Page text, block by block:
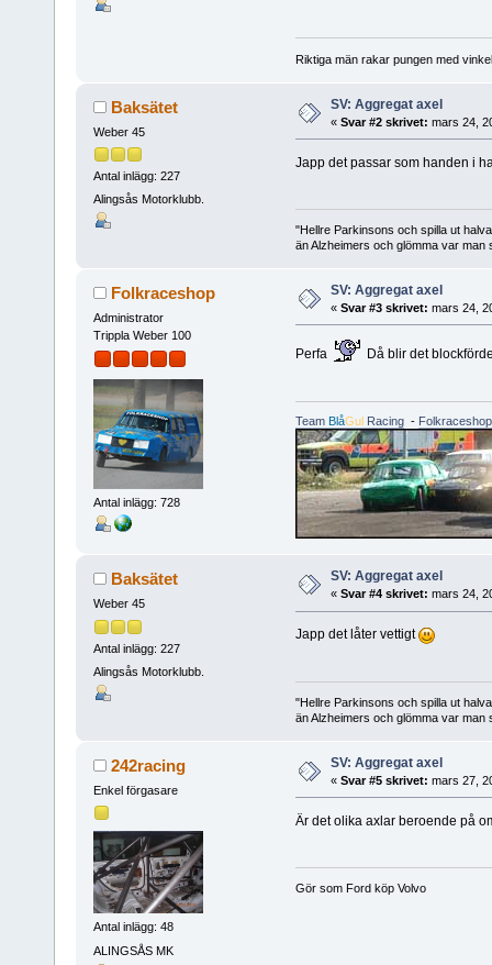
Riktiga män rakar pungen med
Baksätet
Weber 45
Antal inlägg: 227
Alingsås Motorklubb.
SV: Aggregat axel
« Svar #2 skrivet: mars 24,
Japp det passar som handen i
"Hellre Parkinsons och spilla ut
än Alzheimers och glömma var man
Folkraceshop
Administrator
Trippla Weber 100
Antal inlägg: 728
SV: Aggregat axel
« Svar #3 skrivet: mars 24,
Perfa Då blir det
Team BlåGul Racing- Folkraceshop
Baksätet
Weber 45
Antal inlägg: 227
Alingsås Motorklubb.
SV: Aggregat axel
« Svar #4 skrivet: mars 24,
Japp det låter vettigt
"Hellre Parkinsons och spilla ut
än Alzheimers och glömma var man
242racing
Enkel förgasare
Antal inlägg: 48
ALINGSÅS MK
SV: Aggregat axel
« Svar #5 skrivet: mars 27,
Är det olika axlar beroende på
Gör som Ford köp Volvo